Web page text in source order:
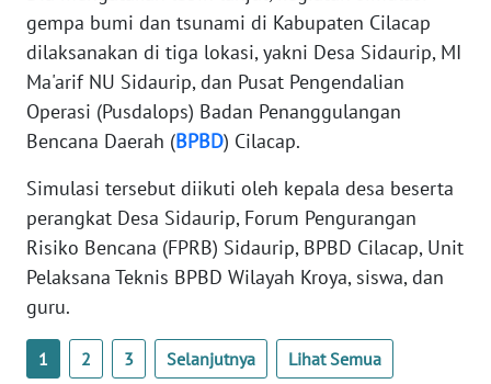
gempa bumi dan tsunami di Kabupaten Cilacap
dilaksanakan di tiga lokasi, yakni Desa Sidaurip, MI
Ma'arif NU Sidaurip, dan Pusat Pengendalian
Operasi (Pusdalops) Badan Penanggulangan
Bencana Daerah (BPBD) Cilacap.
Simulasi tersebut diikuti oleh kepala desa beserta
perangkat Desa Sidaurip, Forum Pengurangan
Risiko Bencana (FPRB) Sidaurip, BPBD Cilacap, Unit
Pelaksana Teknis BPBD Wilayah Kroya, siswa, dan
guru.
1 2 3 Selanjutnya Lihat Semua
WN
PAPUA
BARAT
WN
WN
SERAMBI
WN